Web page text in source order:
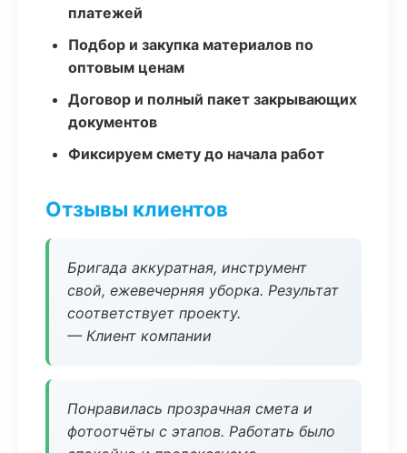
платежей
Подбор и закупка материалов по
оптовым ценам
Договор и полный пакет закрывающих
документов
Фиксируем смету до начала работ
Отзывы клиентов
Бригада аккуратная, инструмент
свой, ежевечерняя уборка. Результат
соответствует проекту.
— Клиент компании
Понравилась прозрачная смета и
фотоотчёты с этапов. Работать было